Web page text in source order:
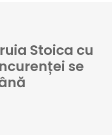
Stoica cu
se